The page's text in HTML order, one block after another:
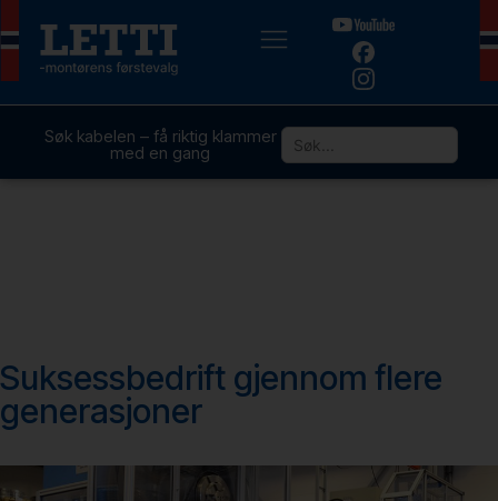
Søk kabelen – få riktig klammer
med en gang
Suksessbedrift gjennom flere
generasjoner